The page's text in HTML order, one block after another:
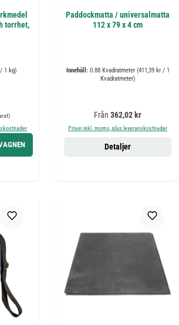
torrhet,
1 kg)
Paddockmatta / universalmatta
112 x 79 x 4 cm
Innehåll: 0.88 Kvadratmeter (411,39 kr / 1
Kvadratmeter)
Ordinarie pris:
Från 362,02 kr
Priser inkl. moms, plus leveranskostnader
Detaljer